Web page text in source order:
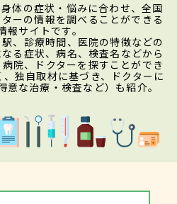
体の症状・悩みに合わせ、全国
ーの情報を調べることができる
報サイトです。
、診療時間、医院の特徴などの
る症状、病名、検査名などから
院、ドクターを探すことができ
独自取材に基づき、ドクターに
な治療・検査など）も紹介。